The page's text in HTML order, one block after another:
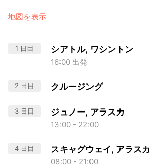
地図を表示
1 日目 シアトル, ワシントン
16:00 出発
2 日目 クルージング
3 日目 ジュノー, アラスカ
13:00 - 22:00
4 日目 スキャグウェイ, アラスカ
08:00 - 21:00